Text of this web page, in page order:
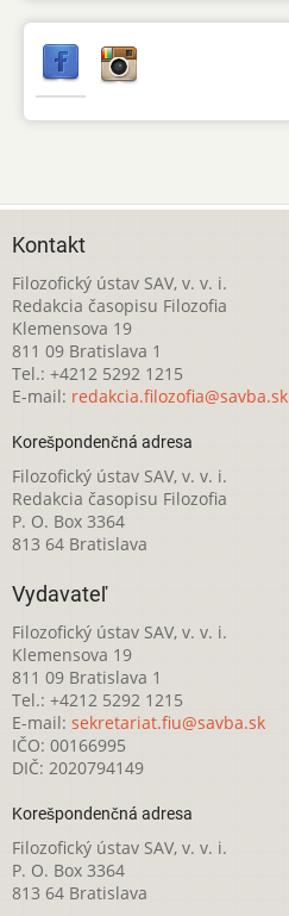
Kontakt
Filozofický ústav SAV, v. v. i.
Redakcia časopisu Filozofia
Klemensova 19
811 09 Bratislava 1
Tel.: +4212 5292 1215
E-mail: redakcia.filozofia@savba.sk
Korešpondenčná adresa
Filozofický ústav SAV, v. v. i.
Redakcia časopisu Filozofia
P. O. Box 3364
813 64 Bratislava
Vydavateľ
Filozofický ústav SAV, v. v. i.
Klemensova 19
811 09 Bratislava 1
Tel.: +4212 5292 1215
E-mail: sekretariat.fiu@savba.sk
IČO: 00166995
DIČ: 2020794149
Korešpondenčná adresa
Filozofický ústav SAV, v. v. i.
P. O. Box 3364
813 64 Bratislava